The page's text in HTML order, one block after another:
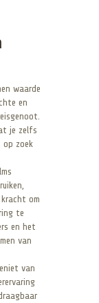
waarde
en
je zelfs
zoek
om
te
en het
van
van